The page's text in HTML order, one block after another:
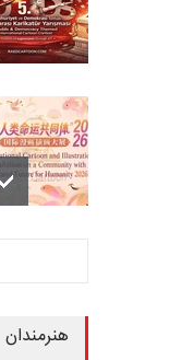
هنرمندان